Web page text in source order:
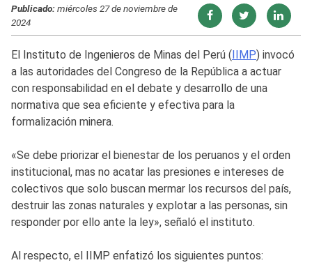
Publicado:miércoles 27 de noviembre de
2024
El Instituto de Ingenieros de Minas del Perú (IIMP) invocó
a las autoridades del Congreso de la República a actuar
con responsabilidad en el debate y desarrollo de una
normativa que sea eficiente y efectiva para la
formalización minera.
«Se debe priorizar el bienestar de los peruanos y el orden
institucional, mas no acatar las presiones e intereses de
colectivos que solo buscan mermar los recursos del país,
destruir las zonas naturales y explotar a las personas, sin
responder por ello ante la ley», señaló el instituto.
Al respecto, el IIMP enfatizó los siguientes puntos: